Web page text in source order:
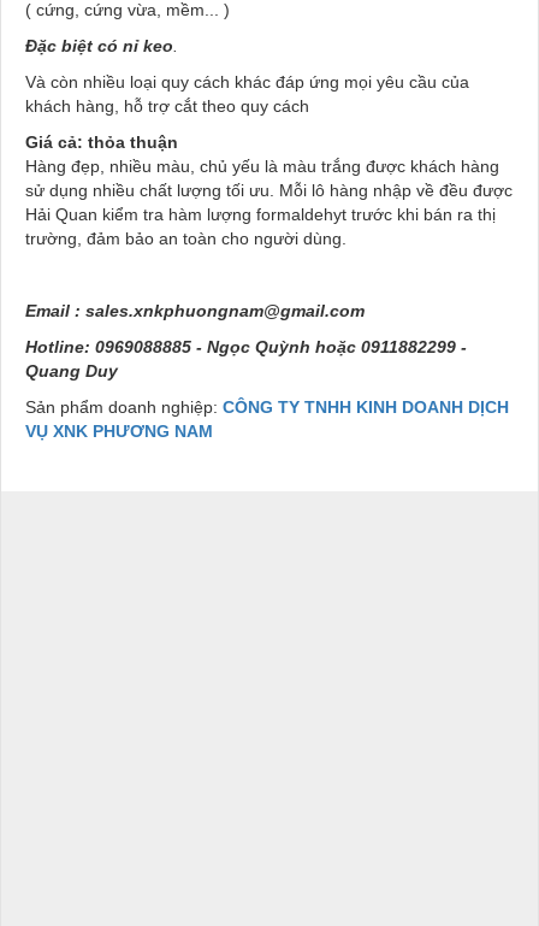
( cứng, cứng vừa, mềm... )
Đặc biệt có nỉ keo
Và còn nhiều loại quy cách khác đáp ứng mọi yêu cầu của
khách hàng, hỗ trợ cắt theo quy cách
Giá cả: thỏa thuận
Hàng đẹp, nhiều màu, chủ yếu là màu trắng được khách hàng
sử dụng nhiều chất lượng tối ưu. Mỗi lô hàng nhập về đều được
Hải Quan kiểm tra hàm lượng formaldehyt trước khi bán ra thị
trường, đảm bảo an toàn cho người dùng.
Email : sales.xnkphuongnam@gmail.com
Hotline: 0969088885 - Ngọc Quỳnh hoặc 0911882299 -
Quang Duy
Sản phẩm doanh nghiệp: CÔNG TY TNHH KINH DOANH DỊCH
VỤ XNK PHƯƠNG NAM